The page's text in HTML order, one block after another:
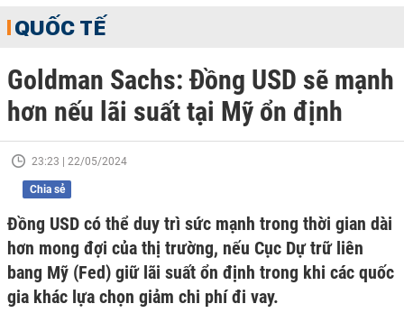
QUỐC TẾ
Goldman Sachs: Đồng USD sẽ mạnh
hơn nếu lãi suất tại Mỹ ổn định
23:23 | 22/05/2024
Chia sẻ
Đồng USD có thể duy trì sức mạnh trong thời gian dài
hơn mong đợi của thị trường, nếu Cục Dự trữ liên
bang Mỹ (Fed) giữ lãi suất ổn định trong khi các quốc
gia khác lựa chọn giảm chi phí đi vay.